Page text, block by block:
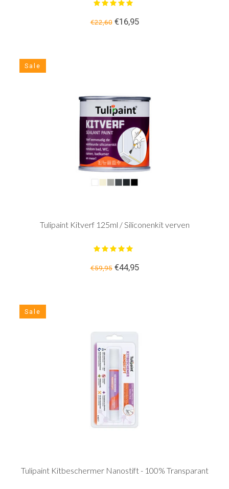
€22,60€16,95
Sale
Tulipaint Kitverf 125ml / Siliconenkit verven
€59,95€44,95
Sale
Tulipaint Kitbeschermer Nanostift - 100% Transparant